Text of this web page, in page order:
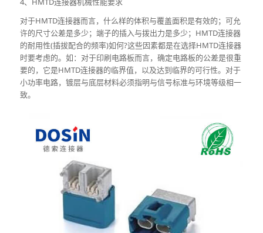
对于HMTD连接器而言，什么样的体积与覆盖面积是有效的；可允
许的尺寸公差是多少；端子的插入与拨出力是多少；HMTD连接器
的耐用性(插拔配合的频率)如何?这些因素都是在选择HMTD连接器
时要考虑的。如：对于印刷电路板而言，确定电路板的公差是很重
要的，它是HMTD连接器的临界值，以及达到临界的可行性。对于
小功率电路，镀层与底层材料必须指明与信号标准与环境等级相一
致。